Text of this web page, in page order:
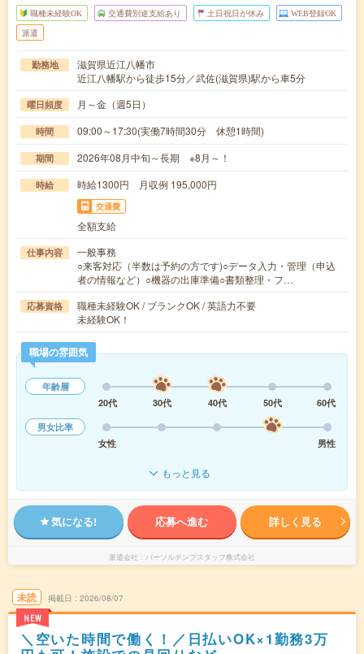
職種未経験OK 交通費別途支給あり 土日祝日が休み WEB登録OK
派遣
勤務地
滋賀県近江八幡市
近江八幡駅から徒歩15分／武佐(滋賀県)駅から車5分
曜日頻度 月～金（週5日）
時間 09:00～17:30(実働7時間30分 休憩1時間)
期間 2026年08月中旬～長期 ※8月～！
時給 時給1300円 月収例 195,000円
交通費
全額支給
仕事内容
一般事務
○来客対応（半数は予約の方です)○データ入力・管理（申込
者の情報など）○機器の出庫準備○書類整理・フ…
応募資格
職種未経験OK / ブランクOK / 英語力不要
未経験OK！
職場の雰囲気
年齢層
20代
30代 40代 50代
60代
男女比率
女性
男性
もっと見る
気になる! 応募へ進む 詳しく見る
派遣会社 パーソルテンプスタッフ株式会社
未読
NEW
掲載日 2026/08/07
＼空いた時間で働く！／日払いOK×1勤務3万